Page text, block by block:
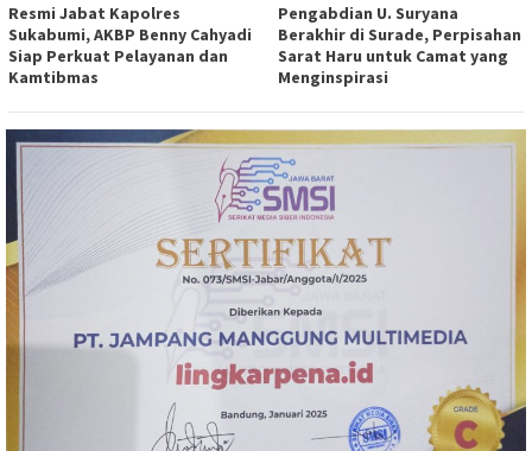
Resmi Jabat Kapolres
Sukabumi, AKBP Benny Cahyadi
Siap Perkuat Pelayanan dan
Kamtibmas
Pengabdian U. Suryana
Berakhir di Surade, Perpisahan
Sarat Haru untuk Camat yang
Menginspirasi